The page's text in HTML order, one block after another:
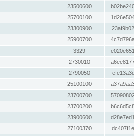
23500600
25700100
23300900
25900700
3329
2730010
2790050
25100100
23700700
23700200
23900600
27100370